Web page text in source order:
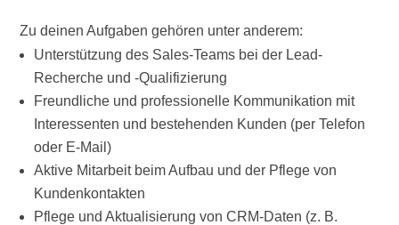
Zu deinen Aufgaben gehören unter anderem:
Unterstützung des Sales-Teams bei der Lead-
Recherche und -Qualifizierung
Freundliche und professionelle Kommunikation mit
Interessenten und bestehenden Kunden (per Telefon
oder E-Mail)
Aktive Mitarbeit beim Aufbau und der Pflege von
Kundenkontakten
Pflege und Aktualisierung von CRM-Daten (z. B.